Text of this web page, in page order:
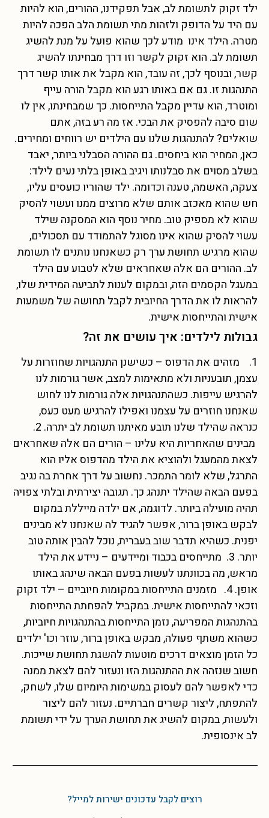
ילד זקוק לתשומת לב, אבל תפקידנו, ההורים, הוא להיות
עם היד על הדופק ולזהות מתי תשומת הלב הפכה להיות
מטרה. הילד אינו מודע לכך שהוא פועל על מנת להשיג
תשומת לב. הוא זקוק לקשר וזו דרך מבחינתו להשיג
קשר, ובנוסף לכך, זה עובד, הוא מקבל את אותו קשר דרך
התנהגות זו. גם אם באותו רגע הוא מקבל הורה עייף
ומוטרד, הוא עדיין מקבל התייחסות. כך שמבחינתו, אין לו
שום סיבה להפסיק את הבכי. אז מה רע בזה, אתם
שואלים? להתנהגות שלנו עם הילדים יש רווחים ומחירים.
כאן, המחיר הוא ביחסים. גם ההורה הסבלני ביותר, יאבד
בשלב מסוים את סבלנותו ויגיב באופן בלתי נעים לילד:
צעקה, האשמה, טענה וכדומה. ילד שהוריו כועסים עליו,
חש שהוא מאכזב אותם שלא מרוצים ממנו ועשוי להסיק
שהוא לא מספיק טוב. מחיר נוסף הוא המסקנה שילד
עשוי להסיק שהוא אינו מסוגל להתמודד עם תסכולים,
שהוא מרגיש תחושת ערך רק כשאנחנו נותנים לו תשומת
לב. ההורים הם אלה שאחראים שלא לטבוע עם הילד
במעגל הקסמים הזה, ובמקום לענות לתביעה המידית שלו,
להראות לו את הדרך החיובית לקבל תחושה של משמעות
אישית והתייחסות אישית.
גבולות לילדים: איך עושים את זה?
1. מזהים את הדפוס – כשישנן התנהגויות שחוזרות על
עצמן, תובעניות ולא מתאימות למצב, אשר גורמות לנו
להרגיש עייפות. כשהתנהגויות אלה גורמות לנו לחוש
שאנחנו חוזרים על עצמנו ואפילו להרגיש מעט כעס,
כנראה שהילד שלנו תובע מאיתנו תשומת לב יתרה. 2.
מבינים שהאחריות היא עלינו – הורים הם אלה שאחראים
לצאת מהמעגל ולהוציא את הילד מהדפוס אליו הוא
התרגל, שלא לומר התמכר. נחשוב על דרך אחרת בה נגיב
בפעם הבאה שהילד יתנהג כך. תגובה יצירתית ובלתי צפויה
תהיה מועילה ביותר. לדוגמה, אם ילדה מייללת במקום
לבקש באופן ברור, אפשר להגיד לה שאנחנו לא מבינים
יפנית. כשהיא תדבר שוב בעברית, נוכל להבין אותה טוב
יותר. 3. מתייחסים בכבוד ומיידעים – ניידע את הילד
מראש, מה בכוונתנו לעשות בפעם הבאה שינהג באותו
אופן. 4. מזמנים התייחסות במקומות חיוביים – ילד זקוק
וזכאי להתייחסות אישית. במקביל להפחתת התייחסות
בהתנהגות המפריעה, נזמן התייחסות בהתנהגויות חיוביות,
כשהוא משתף פעולה, מבקש באופן ברור, עוזר וכו' ילדים
כל הזמן מוצאים דרכים מוטעות להשגת תחושת שייכות.
חשוב שנזהה את ההתנהגות הזו ונעזור להם לצאת ממנה
כדי לאפשר להם לעסוק במשימות היומיום שלו, לשחק,
להתפתח, ליצור קשרים חברתיים. נעזור להם ליצור
ולעשות, במקום להשיג את תחושת הערך על ידי תשומת
לב אינסופית.
רוצים לקבל עדכונים ישירות למייל?